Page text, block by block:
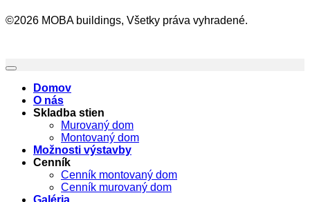
©2026 MOBA buildings, Všetky práva vyhradené.
Domov
O nás
Skladba stien
Murovaný dom
Montovaný dom
Možnosti výstavby
Cenník
Cenník montovaný dom
Cenník murovaný dom
Galéria